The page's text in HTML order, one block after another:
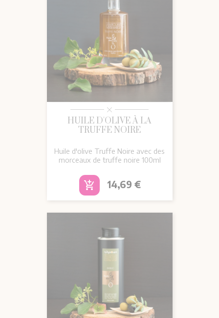
HUILE D'OLIVE À LA
TRUFFE NOIRE
Huile d'olive Truffe Noire avec des
morceaux de truffe noire 100ml
add_shopping_cart Prix
14,69 €